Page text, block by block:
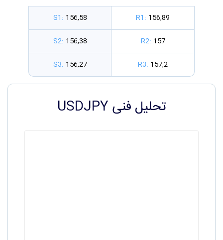
S1: 156,58 R1: 156,89
S2: 156,38 R2: 157
S3: 156,27 R3: 157,2
تحلیل فنی USDJPY